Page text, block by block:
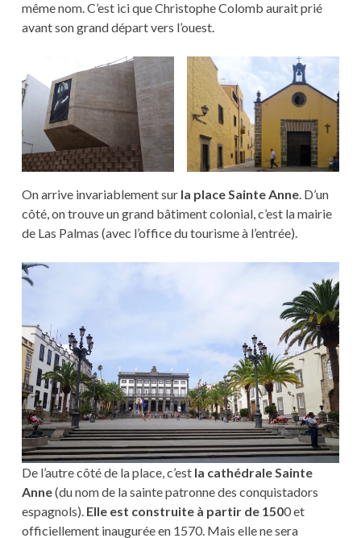
même nom. C’est ici que Christophe Colomb aurait prié
avant son grand départ vers l’ouest.
On arrive invariablement sur la place Sainte Anne. D’un
côté, on trouve un grand bâtiment colonial, c’est la mairie
de Las Palmas (avec l’office du tourisme à l’entrée).
De l’autre côté de la place, c’est la cathédrale Sainte
Anne(du nom de la sainte patronne des conquistadors
espagnols). Elle est construite à partir de 1500 et
officiellement inaugurée en 1570. Mais elle ne sera